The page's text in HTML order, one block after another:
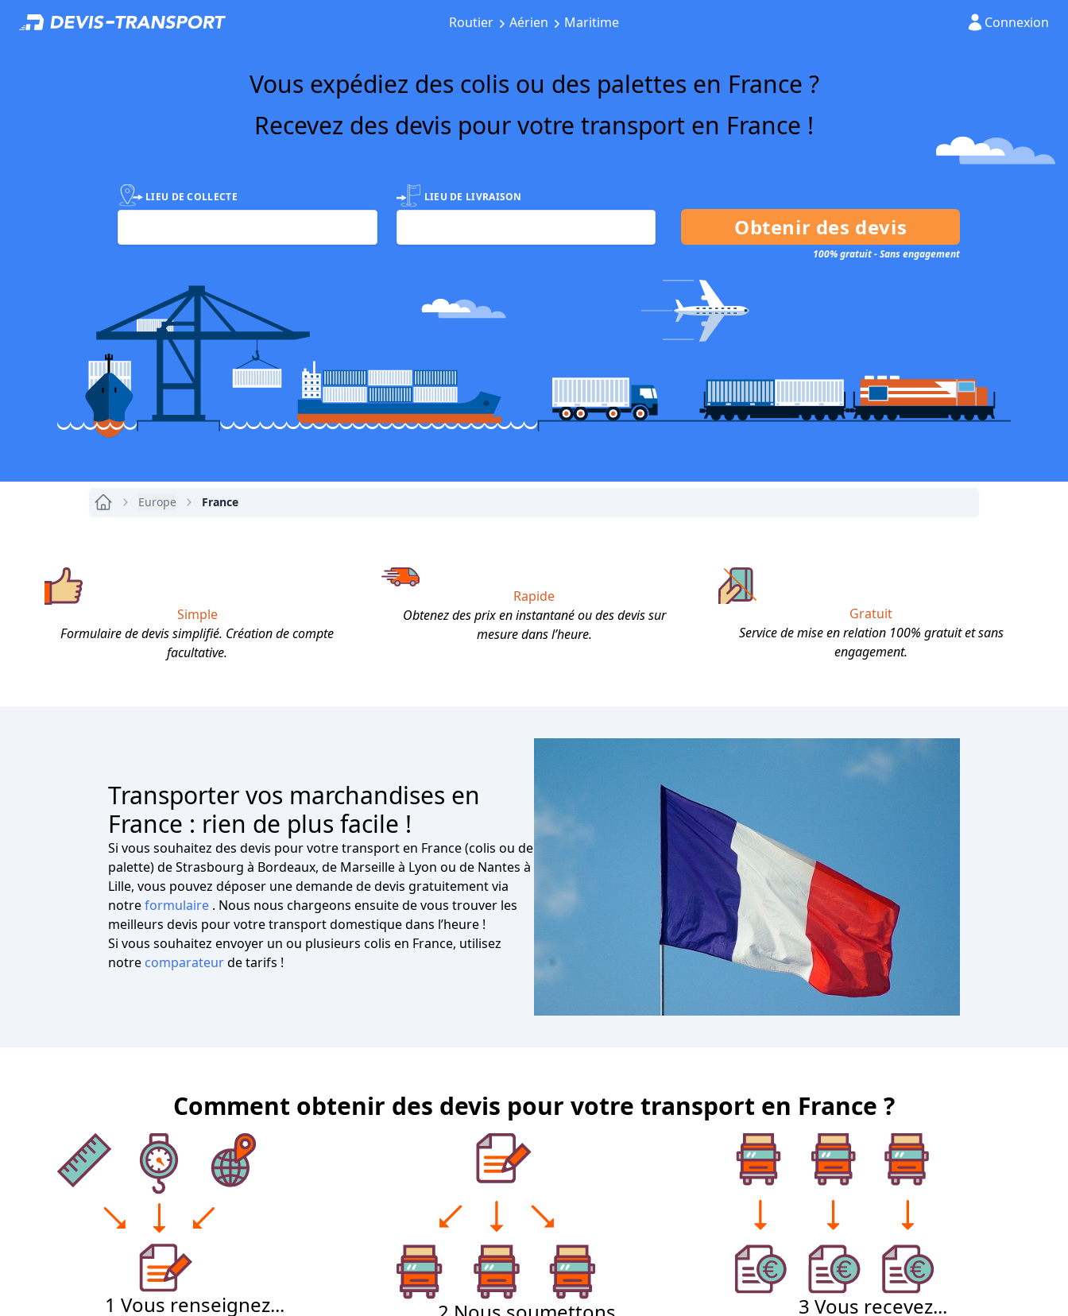
Routier Aérien Maritime Connexion
Vous expédiez des colis ou des palettes en France ?
Recevez des devis pour votre transport en France !
LIEU DE COLLECTE LIEU DE LIVRAISON
Obtenir des devis
100% gratuit - Sans engagement
Europe France
Simple
Formulaire de devis simplifié. Création de compte
facultative.
Rapide
Obtenez des prix en instantané ou des devis sur
mesure dans l’heure.
Gratuit
Service de mise en relation 100% gratuit et sans
engagement.
Transporter vos marchandises en
France : rien de plus facile !
Si vous souhaitez des devis pour votre transport en France (colis ou de
palette) de Strasbourg à Bordeaux, de Marseille à Lyon ou de Nantes à
Lille, vous pouvez déposer une demande de devis gratuitement via
notreformulaire . Nous nous chargeons ensuite de vous trouver les
meilleurs devis pour votre transport domestique dans l’heure !
Si vous souhaitez envoyer un ou plusieurs colis en France, utilisez
notre comparateurde tarifs !
Comment obtenir des devis pour votre transport en France ?
1Vous renseignez... 3Vous recevez...